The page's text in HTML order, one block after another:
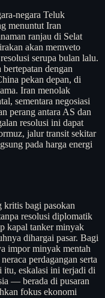
negara Teluk
menuntut Iran
ranjau di Selat
akan memveto
serupa bulan lalu.
dengan
pekan depan, di
Iran menolak
sementara negosiasi
perang antara AS dan
resolusi ini dapat
jalur transit sekitar
pada harga energi
kritis bagi pasokan
resolusi diplomatik
kapal tanker minyak
dihargai pasar. Bagi
impor minyak mentah
perdagangan serta
itu, eskalasi ini terjadi di
— berada di pusaran
fokus ekonomi